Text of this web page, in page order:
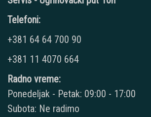
Telefoni:
+381 64 64 700 90
+381 11 4070 664
Radno vreme:
Ponedeljak - Petak: 09:00 - 17:00
Subota: Ne radimo